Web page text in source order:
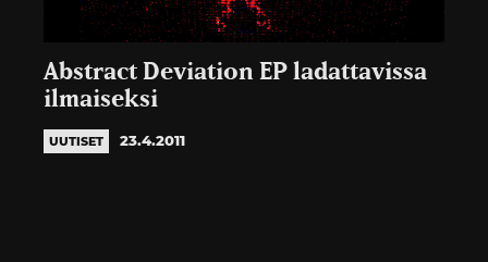
Abstract Deviation EP ladattavissa
ilmaiseksi
UUTISET 23.4.2011